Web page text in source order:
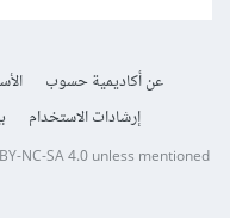
عن أكاديمية حسوب
إرشادات الاستخدام
NC-SA 4.0unless mentioned